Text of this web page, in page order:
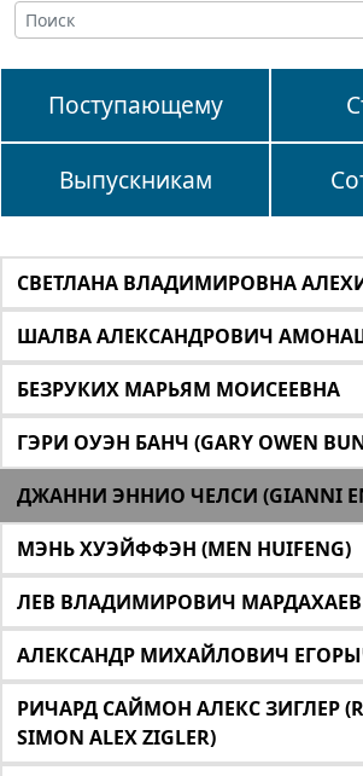
Поступающему
Выпускникам
СВЕТЛАНА ВЛАДИМИРОВНА
ШАЛВА АЛЕКСАНДРОВИЧ
БЕЗРУКИХ МАРЬЯМ МОИСЕЕВНА
ГЭРИ ОУЭН БАНЧ (GARY OWEN
ДЖАННИ ЭННИО ЧЕЛСИ (GIANNI
МЭНЬ ХУЭЙФФЭН (MEN HUIFENG)
ЛЕВ ВЛАДИМИРОВИЧ МАРДАХАЕВ
АЛЕКСАНДР МИХАЙЛОВИЧ
РИЧАРД САЙМОН АЛЕКС ЗИГЛЕР
SIMON ALEX ZIGLER)